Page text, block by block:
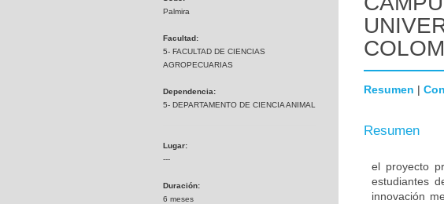
Palmira
Facultad:
5- FACULTAD DE CIENCIAS
AGROPECUARIAS
Dependencia:
5- DEPARTAMENTO DE CIENCIA ANIMAL
Lugar:
---
Duración:
6 meses
Resumen |
Resumen
el proyecto
estudiantes
innovación